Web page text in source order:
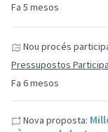
Fa 5 mesos
Fa 6 mesos
Nou procés
Pressupostos
Nova proposta: